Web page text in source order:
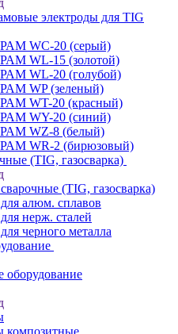
электроды для TIG
WC-20 (серый)
WL-15 (золотой)
WL-20 (голубой)
WP (зеленый)
WT-20 (красный)
WY-20 (синий)
WZ-8 (белый)
WR-2 (бирюзовый)
(TIG, газосварка)
(TIG, газосварка)
алюм. сплавов
нерж. сталей
черного металла
оборудование
композитные